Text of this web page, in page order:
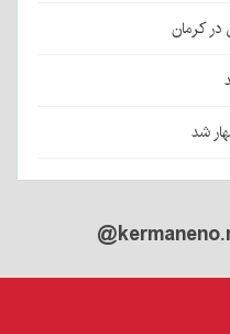
کرمان
شد